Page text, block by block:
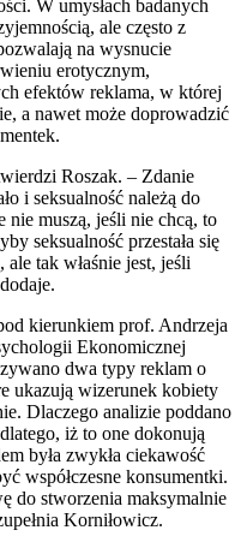
W umysłach badanych
ale często z
na wysnucie
erotycznym,
efektów reklama, w której
a nawet może doprowadzić
Roszak. – Zdanie
i seksualność należą do
nie muszą, jeśli nie chcą, to
seksualność przestała się
tak właśnie jest, jeśli
kierunkiem prof. Andrzeja
Ekonomicznej
dwa typy reklam o
ukazują wizerunek kobiety
Dlaczego analizie poddano
iż to one dokonują
była zwykła ciekawość
współczesne konsumentki.
do stworzenia maksymalnie
Korniłowicz.